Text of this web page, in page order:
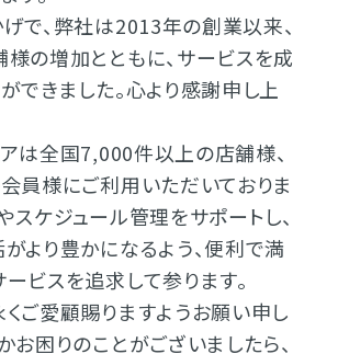
で、弊社は2013年の創業以来、
の増加とともに、サービスを成
できました。心より感謝申し上
は全国7,000件以上の店舗様、
員様にご利用いただいておりま
スケジュール管理をサポートし、
より豊かになるよう、便利で満
ビスを追求して参ります。
ご愛顧賜りますようお願い申し
お困りのことがございましたら、